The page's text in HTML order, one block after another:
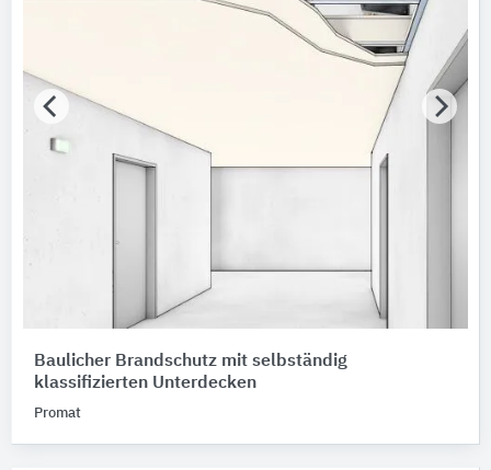
Baulicher Brandschutz mit selbständig
klassifizierten Unterdecken
Promat